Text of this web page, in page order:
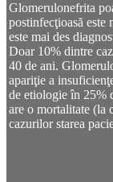
Glomerulonefrita
postinfecţioasă este
este mai des
Doar 10% dintre
40 de ani.
apariţie a
de etiologie în 25%
are o mortalitate (la
cazurilor starea